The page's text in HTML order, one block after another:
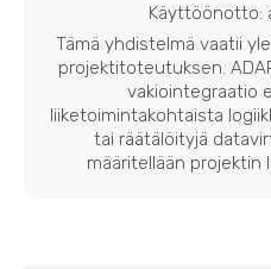
Käyttöönotto:
Tämä yhdistelmä vaatii
projektitoteutuksen.
vakiointegraatio
liiketoimintakohtaista
tai räätälöityjä
määritellään projektin